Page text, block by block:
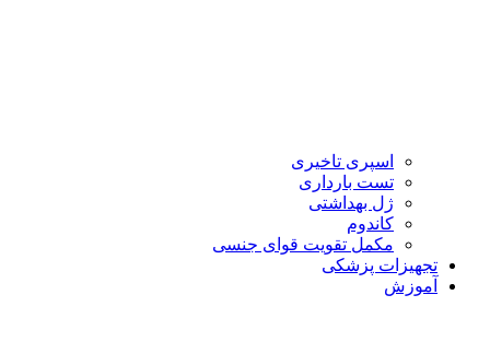
اسپری تاخیری
تست بارداری
ژل بهداشتی
کاندوم
مکمل تقویت قوای جنسی
تجهیزات پزشکی
آموزش